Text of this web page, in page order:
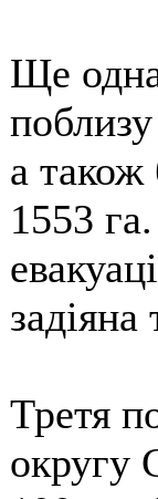
Ще
а також
1553
задіяна
Третя
округу